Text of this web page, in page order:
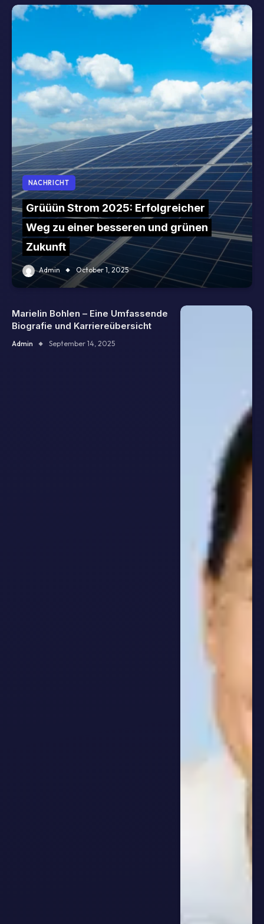
NACHRICHT
Grüüün Strom 2025: Erfolgreicher
Weg zu einer besseren und grünen
Zukunft
Admin October 1, 2025
Marielin Bohlen – Eine Umfassende
Biografie und Karriereübersicht
Admin September 14, 2025